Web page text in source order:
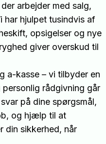
arbejder med salg,
har hjulpet tusindvis af
opsigelser og nye
giver overskud til
a-kasse – vi tilbyder en
rådgivning går
på dine spørgsmål,
og hjælp til at
din sikkerhed, når